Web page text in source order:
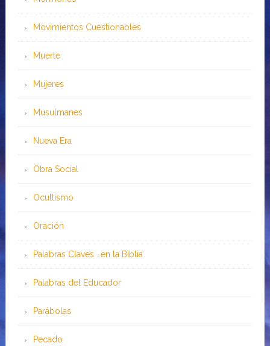
Movimientos Cuestionables
Muerte
Mujeres
Musulmanes
Nueva Era
Obra Social
Ocultismo
Oración
Palabras Claves …en la Biblia
Palabras del Educador
Parábolas
Pecado